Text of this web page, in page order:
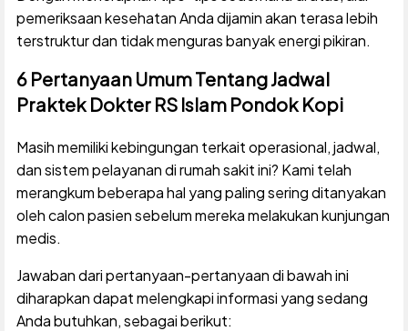
pemeriksaan kesehatan Anda dijamin akan terasa lebih
terstruktur dan tidak menguras banyak energi pikiran.
6 Pertanyaan Umum Tentang Jadwal
Praktek Dokter RS Islam Pondok Kopi
Masih memiliki kebingungan terkait operasional, jadwal,
dan sistem pelayanan di rumah sakit ini? Kami telah
merangkum beberapa hal yang paling sering ditanyakan
oleh calon pasien sebelum mereka melakukan kunjungan
medis.
Jawaban dari pertanyaan-pertanyaan di bawah ini
diharapkan dapat melengkapi informasi yang sedang
Anda butuhkan, sebagai berikut: